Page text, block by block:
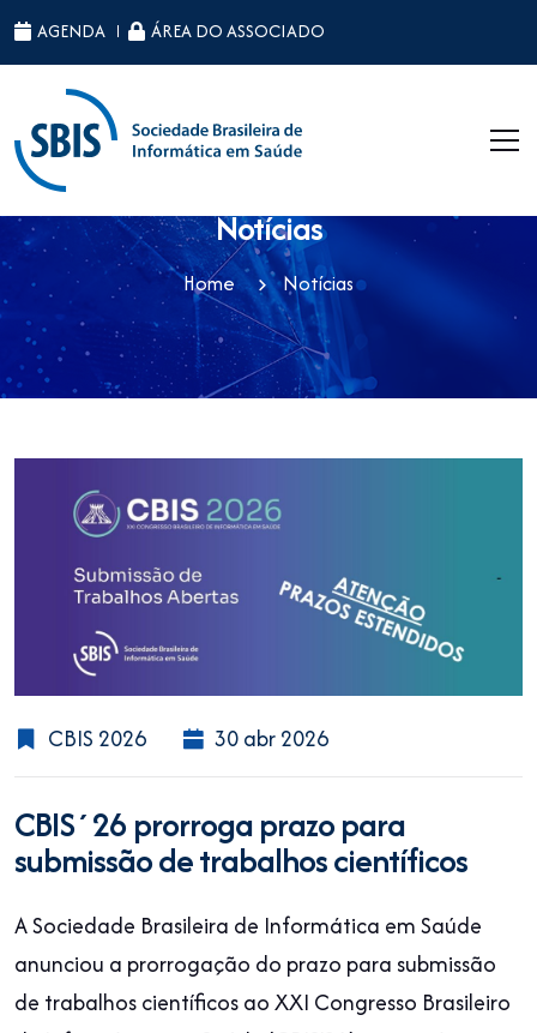
AGENDA ÁREA DO ASSOCIADO
Notícias
Home Notícias
CBIS 2026 30 abr 2026
CBIS´26 prorroga prazo para
submissão de trabalhos científicos
A Sociedade Brasileira de Informática em Saúde
anunciou a prorrogação do prazo para submissão
de trabalhos científicos ao XXI Congresso Brasileiro